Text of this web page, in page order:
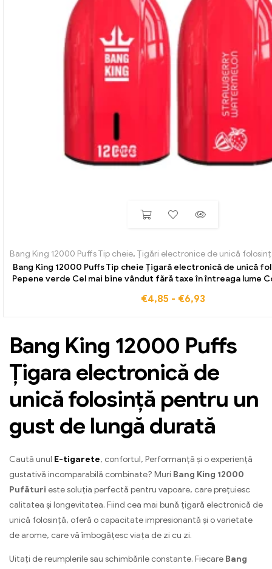
Bang King 12000 Puffs Tip cheie, Țigări electronice de unică
Bang King 12000 Puffs Tip cheie Țigară electronică de unică
Pepene verde Cel mai bine vândut fără taxe în întreaga lume
€4,85 - €6,93
Bang King 12000 Puffs
Țigara electronică de
unică folosință pentru un
gust de lungă durată
Caută unul E-tigarete, confortul, Performanță și o experiență
gustativă incomparabilă combinate? Muri Bang King 12000
Pufături este soluția perfectă pentru vapoare, care prețuiesc
calitatea și longevitatea. Fiind cea mai bună țigară electronică de
unică folosință, oferă o capacitate impresionantă și o varietate
de arome, care vă îmbogățesc viața de zi cu zi.
Uitați de reumplerile sau schimbările constante. Fiecare Bang